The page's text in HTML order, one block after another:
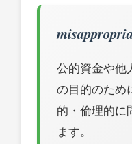
公的資金や他
の目的のため
的・倫理的に
ます。